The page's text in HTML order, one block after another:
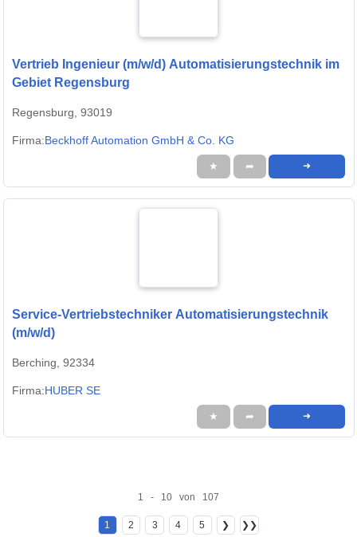
Vertrieb Ingenieur (m/w/d) Automatisierungstechnik im
Gebiet Regensburg
Regensburg, 93019
Firma:Beckhoff Automation GmbH & Co. KG
★ ➦ ➜
Service-Vertriebstechniker Automatisierungstechnik
(m/w/d)
Berching, 92334
Firma:HUBER SE
★ ➦ ➜
1 - 10 von 107
1 2 3 4 5 ❯ ❯❯